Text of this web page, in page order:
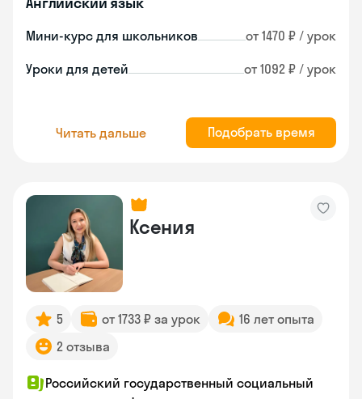
Мини-курс для школьников от 1470 ₽ / урок
Уроки для детей от 1092 ₽ / урок
Читать дальше Подобрать время
Ксения
5 от 1733 ₽ за урок
16 лет опыта
2 отзыва
Российский государственный социальный